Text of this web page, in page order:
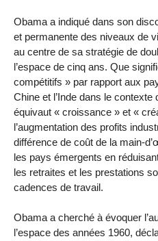
Obama a indiqué dans son
et permanente des niveaux de
au centre de sa stratégie de
l’espace de cinq ans. Que
compétitifs » par rapport aux
Chine et l’Inde dans le contexte
équivaut « croissance » et «
l’augmentation des profits
différence de coût de la main-
les pays émergents en
les retraites et les prestations
cadences de travail.
Obama a cherché à évoquer
l’espace des années 1960,